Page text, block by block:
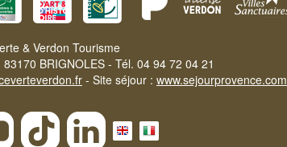
& Verdon Tourisme
BRIGNOLES - Tél. 04 94 72 04 21
- Site séjour : www.sejourprovence.com